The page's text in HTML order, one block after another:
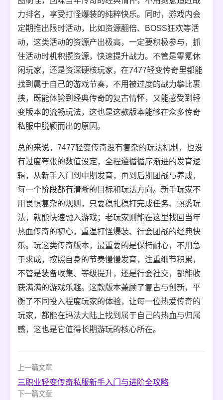
力排名，享受打怪爆装的纯粹快乐。同时，游戏内会
定期推出限时活动，比如资源翻倍、BOSS狂欢等活
动，这类活动的资源产出极高，一定要积极参与，抓
住活动时机积攒资源，快速提升战力。不管是零氪休
闲玩家，还是资深硬核玩家，在7477轻变传奇里都能
找到属于自己的游戏节奏，不用被过度的战力攀比裹
挟，既能体验到经典传奇的复古情怀，又能感受到轻
变版本的流畅玩法，这也是这款版本能够在众多传奇
私服中脱颖而出的原因。
总的来说，7477轻变传奇没有复杂的玩法机制，也没
有过度夸张的数值设定，全程遵循循序渐进的发育逻
辑，从新手入门到中期发育，再到后期团战与养成，
每一个阶段都有清晰的目标和玩法方向。新手玩家不
用畏惧复杂的规则，只要稳扎稳打完成任务、熟悉玩
法，就能快速融入游戏；老玩家则能在这里找回当年
热血传奇的初心，重温打怪爆装、行会团战的经典快
乐。玩这类传奇版本，最重要的是保持耐心，不用急
于求成，按照自身的节奏慢慢发育，注重细节积累，
不管是装备收集、等级提升，还是行会社交，都能收
获满满的游戏乐趣。这款版本兼顾了复古与创新，平
衡了不同投入程度玩家的体验，让每一位热爱传奇的
玩家，都能在玛法大陆上找到属于自己的热血与归属
感，这也是它值得长期游玩的核心所在。
上一篇文章
三职业轻变传奇私服新手入门与进阶全攻略
下一篇文章